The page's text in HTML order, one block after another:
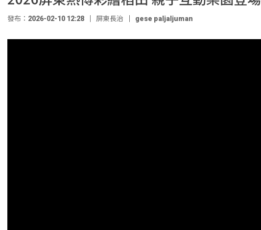
發布：2026-02-10 12:28 屏東長治 gese paljaljuman